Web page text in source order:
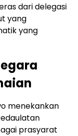
dari delegasi
yang
yang
menekankan
prasyarat